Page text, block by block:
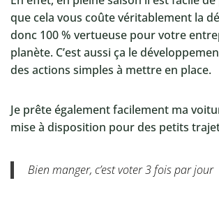
que cela vous coûte véritablement la
donc 100 % vertueuse pour votre
planète. C’est aussi ça le
des actions simples à mettre en place.
Je prête également facilement ma
mise à disposition pour des petits
Bien manger, c’est voter 3 fois par jour